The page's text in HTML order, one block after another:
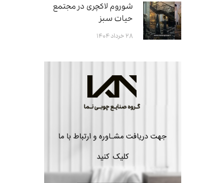
شوروم لاکچری در مجتمع
حیات سبز
۲۸ خرداد ۱۴۰۴